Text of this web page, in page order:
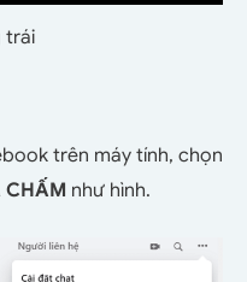
trái
trên máy tính, chọn
CHẤM như hình.